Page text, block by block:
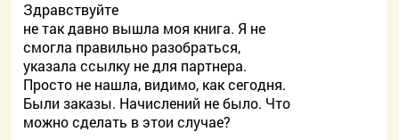
Здравствуйте
не так давно вышла моя книга. Я не
смогла правильно разобраться,
указала ссылку не для партнера.
Просто не нашла, видимо, как сегодня.
Были заказы. Начислений не было. Что
можно сделать в этои случае?